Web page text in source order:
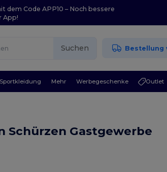
dem Code APP10 – Noch bessere
App!
Suchen Bestellung
Sportkleidung Mehr Werbegeschenke Outlet
Schürzen Gastgewerbe